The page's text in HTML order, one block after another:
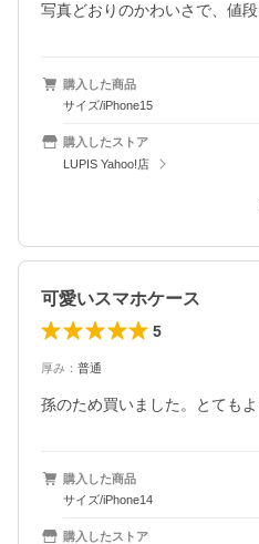
写真どおりのかわいさで、値
購入した商品
サイズ/iPhone15
購入したストア
LUPIS Yahoo!店
可愛いスマホケース
5
厚み ： 普通
孫のため買いました。とても
購入した商品
サイズ/iPhone14
購入したストア